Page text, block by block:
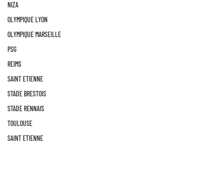
NIZA
OLYMPIQUE LYON
OLYMPIQUE MARSEILLE
PSG
REIMS
SAINT ETIENNE
STADE BRESTOIS
STADE RENNAIS
TOULOUSE
SAINT ETIENNE